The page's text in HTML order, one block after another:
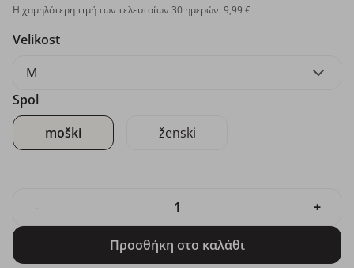
Η χαμηλότερη τιμή των τελευταίων 30 ημερών: 9,99 €
Velikost
M
Spol
moški
ženski
+
Προσθήκη στο καλάθι